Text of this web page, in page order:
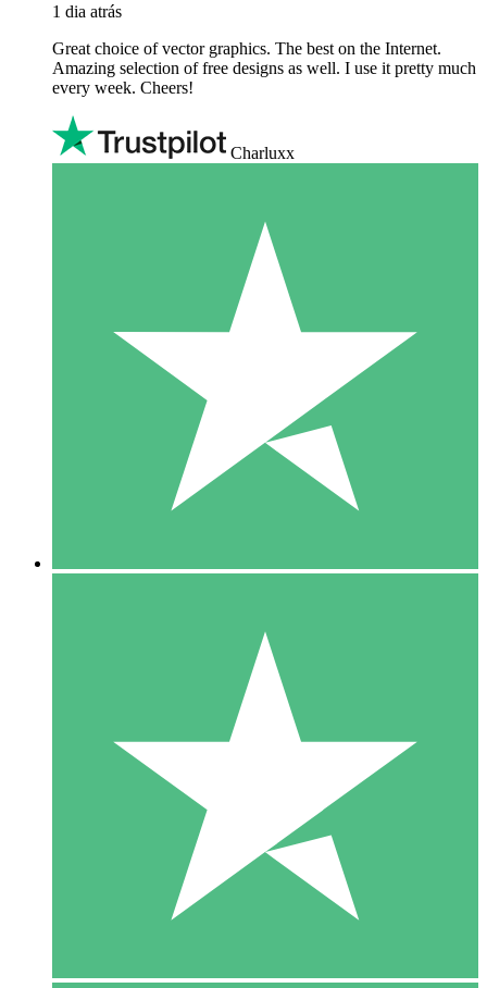
1 dia atrás
Great choice of vector graphics. The best on the Internet.
Amazing selection of free designs as well. I use it pretty much
every week. Cheers!
Charluxx